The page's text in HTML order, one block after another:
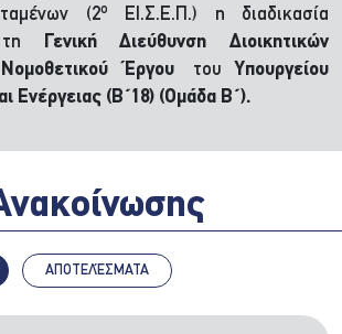
(2ο
ΕΙ.Σ.Ε.Π.) η διαδικασία
τη
Γενική Διεύθυνση Διοικητικών
Έργου τουΥπουργείου
Ενέργειας (Β΄18) (Ομάδα Β΄).
ΑΠΟΤΕΛΈΣΜΑΤΑ